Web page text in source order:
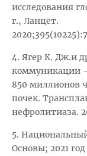
исследования
г., Ланцет.
4. Ягер К. Дж.и
коммуникации
850 миллионов
почек.
нефролитиаза.
5.
Основы; 2021